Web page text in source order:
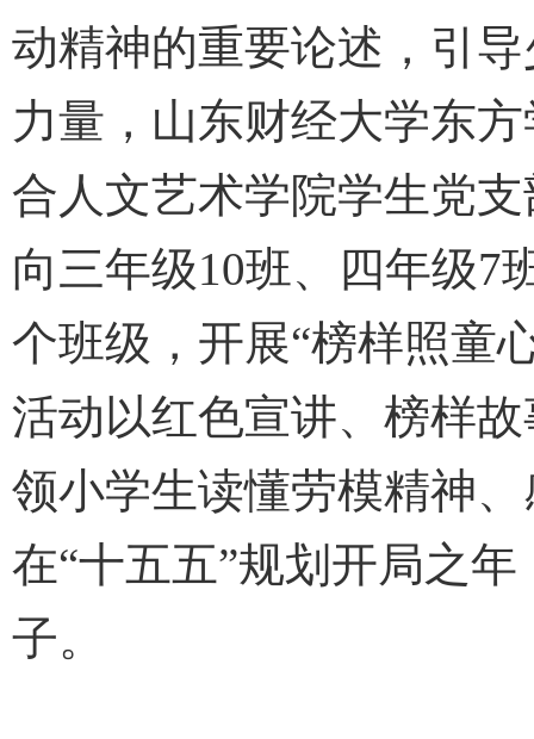
动精神的重要论述，引
力量，山东财经大学东
合人文艺术学院学生党
向三年级10班、四年级7
个班级，开展“榜样照童
活动以红色宣讲、榜样
领小学生读懂劳模精神
在“十五五”规划开局之
子。